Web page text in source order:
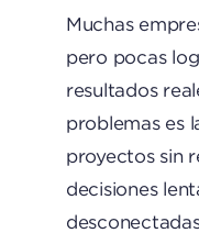
Muchas
pero pocas
resultados
problemas es
proyectos sin
decisiones